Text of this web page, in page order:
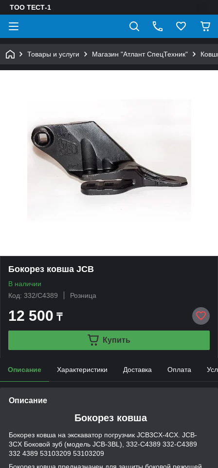
ТОО ТЕСТ-1
Товары и услуги Магазин "Атлант СпецТехник"
Бокорез ковша JCB
В наличии
Код: 332/C4389
Розница
12 500 ₸
Купить
Описание Характеристики Доставка Оплата
Описание
Бокорез ковша
Бокорез ковша на экскаватор погрузчик JCB3CX-4CX. JCB-
3CX Боковой зуб (модель JCB-3BL), 332-C4389 332-C4389
332 4389 53103209 53103209